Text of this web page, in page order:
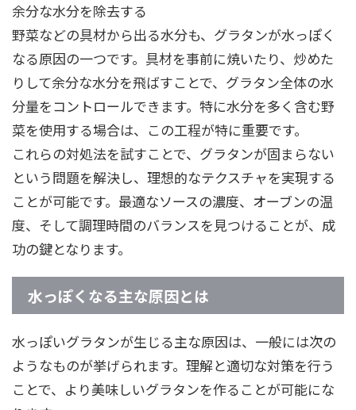
余分な水分を除去する
野菜などの具材から出る水分も、グラタンが水っぽく
なる原因の一つです。具材を事前に焼いたり、炒めた
りして余分な水分を飛ばすことで、グラタン全体の水
分量をコントロールできます。特に水分を多く含む野
菜を使用する場合は、この工程が特に重要です。
これらの対処法を試すことで、グラタンが固まらない
という問題を解決し、理想的なテクスチャを実現する
ことが可能です。最適なソースの濃度、オーブンの温
度、そして調理時間のバランスを見つけることが、成
功の鍵となります。
水っぽくなる主な原因とは
水っぽいグラタンが生じる主な原因は、一般には次の
ようなものが挙げられます。理解と適切な対策を行う
ことで、より美味しいグラタンを作ることが可能にな